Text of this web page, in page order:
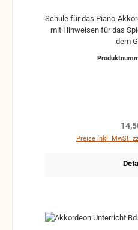
Schule für das Piano-
mit Hinweisen für das
dem
Preise inkl. MwSt.